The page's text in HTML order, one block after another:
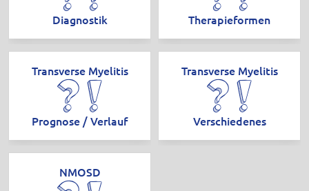
Diagnostik Therapieformen
Transverse Myelitis
Prognose / Verlauf
Transverse Myelitis
Verschiedenes
NMOSD